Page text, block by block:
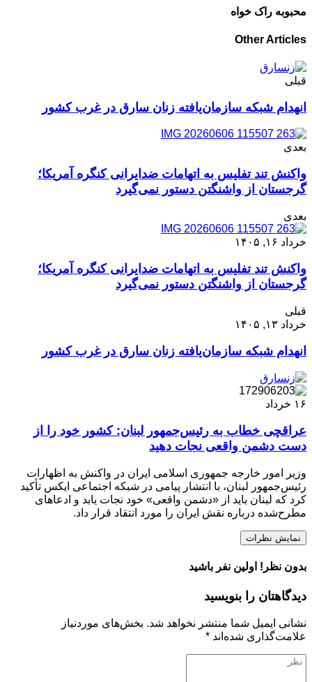
محبوبه راک خواه
Other Articles
قبلی
انهدام شبکه سازمان‌یافته زنان سارق در غرب کشور
بعدی
واکنش تند تفلیس به اتهامات ضدایرانی کنگره آمریکا؛
گرجستان از واشنگتن دستور نمی‌گیرد
بعدی
خرداد ۱۶, ۱۴۰۵
واکنش تند تفلیس به اتهامات ضدایرانی کنگره آمریکا؛
گرجستان از واشنگتن دستور نمی‌گیرد
قبلی
خرداد ۱۳, ۱۴۰۵
انهدام شبکه سازمان‌یافته زنان سارق در غرب کشور
۱۶ خرداد
عراقچی خطاب به رئیس‌جمهور لبنان: کشور خود را از
دست دشمن واقعی نجات دهید
وزیر امور خارجه جمهوری اسلامی ایران در واکنش به اظهارات
رئیس‌جمهور لبنان، با انتشار پیامی در شبکه اجتماعی ایکس تأکید
کرد که لبنان باید از «دشمن واقعی» خود نجات یابد و ادعاهای
مطرح‌شده درباره نقش ایران را مورد انتقاد قرار داد.
نمایش نظرات
بدون نظر! اولین نفر باشید
دیدگاهتان را بنویسید
نشانی ایمیل شما منتشر نخواهد شد. بخش‌های موردنیاز
علامت‌گذاری شده‌اند *